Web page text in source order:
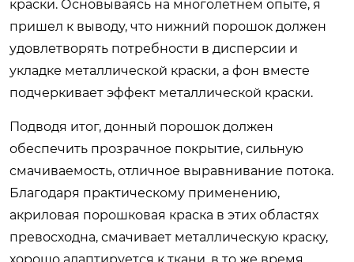
краски. Основываясь на многолетнем опыте, я
пришел к выводу, что нижний порошок должен
удовлетворять потребности в дисперсии и
укладке металлической краски, а фон вместе
подчеркивает эффект металлической краски.
Подводя итог, донный порошок должен
обеспечить прозрачное покрытие, сильную
смачиваемость, отличное выравнивание потока.
Благодаря практическому применению,
акриловая порошковая краска в этих областях
превосходна, смачивает металлическую краску,
хорошо адаптируется к ткани, в то же время